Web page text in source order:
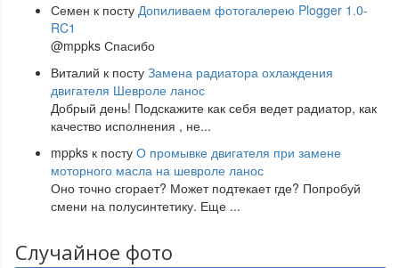
Семен к посту Допиливаем фотогалерею Plogger 1.0-
RC1
@mppks Спасибо
Виталий к посту Замена радиатора охлаждения
двигателя Шевроле ланос
Добрый день! Подскажите как себя ведет радиатор, как
качество исполнения , не...
mppks к посту О промывке двигателя при замене
моторного масла на шевроле ланос
Оно точно сгорает? Может подтекает где? Попробуй
смени на полусинтетику. Еще ...
Случайное фото